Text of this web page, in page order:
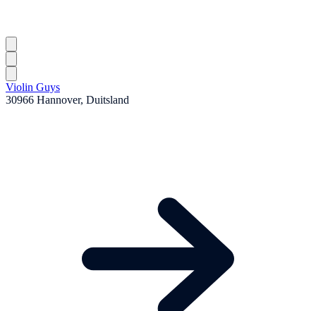
Violin Guys
30966 Hannover, Duitsland